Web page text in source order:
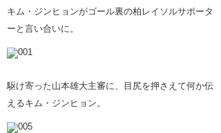
キム・ジンヒョンがゴール裏の柏レイソルサポータ
ーと言い合いに。
駆け寄った山本雄大主審に、目尻を押さえて何か伝
えるキム・ジンヒョン。